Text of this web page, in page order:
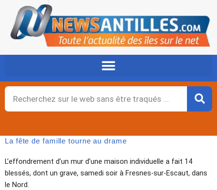
contenu
Rechercher
La fête de famille tourne au drame
L’effondrement d’un mur d’une maison individuelle a fait 14
blessés, dont un grave, samedi soir à Fresnes-sur-Escaut, dans
le Nord.